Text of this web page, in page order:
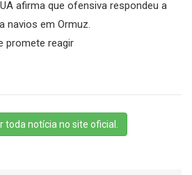
afirma que ofensiva respondeu a
navios em Ormuz.
promete reagir
toda notícia no site oficial.